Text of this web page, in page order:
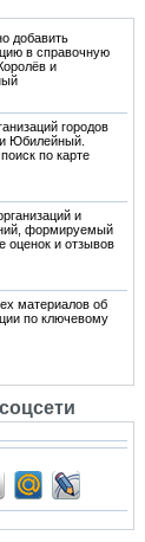
добавить
в справочную
и
городов
Юбилейный.
по карте
и
формируемый
оценок и отзывов
материалов об
по ключевому